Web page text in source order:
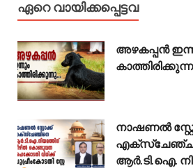
ഏറെ വായിക്കപ്പെട്ടവ
അഴകപ്പൻ
നാഷണൽ
ആർ.ടി.ഐ.